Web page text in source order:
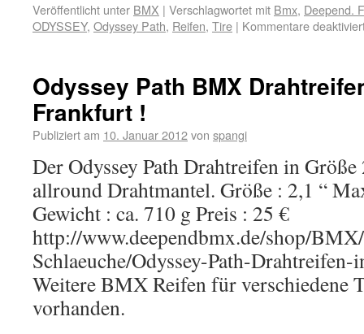
Veröffentlicht unter BMX | Verschlagwortet mit Bmx, Deepend.
ODYSSEY, Odyssey Path, Reifen, Tire | Kommentare
Odyssey Path BMX
Frankfurt !
Publiziert am 10. Januar 2012von spangi
Der Odyssey Path Drahtreifen in Größe
allround Drahtmantel. Größe : 2,1 “
Gewicht : ca. 710 g Preis : 25 €
http://www.deependbmx.de/shop/
Schlaeuche/Odyssey-Path-
Weitere BMX Reifen für verschiedene
vorhanden.